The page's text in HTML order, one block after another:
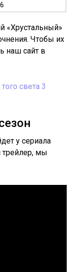
«Хрустальный»
Чтобы их
наш сайт в
света 3
у сериала
трейлер, мы